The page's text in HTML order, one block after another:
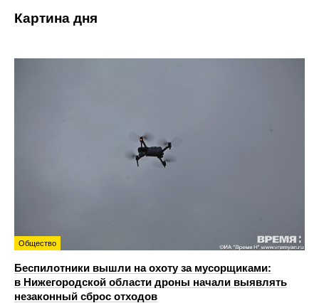
Картина дня
Общество
Беспилотники вышли на охоту за мусорщиками:
в Нижегородской области дроны начали выявлять
незаконный сброс отходов